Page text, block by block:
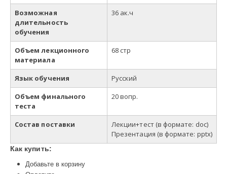
Возможная
длительность
обучения
36 ак.ч
Объем лекционного
материала
68 стр
Язык обучения
Русский
Объем финального
теста
20 вопр.
Состав поставки Лекции+тест (в формате: doc)
Презентация (в формате: pptx)
Как купить:
Добавьте в корзину